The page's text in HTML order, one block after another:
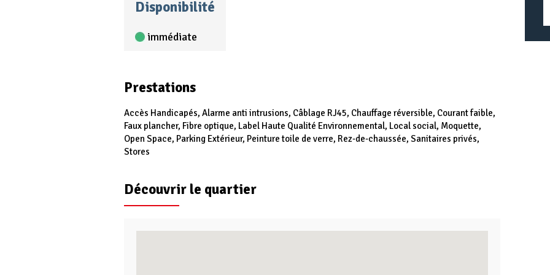
Disponibilité
immédiate
Prestations
Accès Handicapés, Alarme anti intrusions, Câblage RJ45, Chauffage réversible, Courant faible,
Faux plancher, Fibre optique, Label Haute Qualité Environnemental, Local social, Moquette,
Open Space, Parking Extérieur, Peinture toile de verre, Rez-de-chaussée, Sanitaires privés,
Stores
Découvrir le quartier